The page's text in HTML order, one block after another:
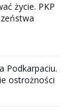
życie. PKP
Podkarpaciu.
ostrożności